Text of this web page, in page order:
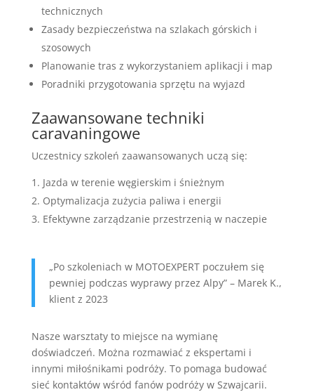
technicznych
Zasady bezpieczeństwa na szlakach górskich i
szosowych
Planowanie tras z wykorzystaniem aplikacji i map
Poradniki przygotowania sprzętu na wyjazd
Zaawansowane techniki
caravaningowe
Uczestnicy szkoleń zaawansowanych uczą się:
Jazda w terenie węgierskim i śnieżnym
Optymalizacja zużycia paliwa i energii
Efektywne zarządzanie przestrzenią w naczepie
„Po szkoleniach w MOTOEXPERT poczułem się
pewniej podczas wyprawy przez Alpy” – Marek K.,
klient z 2023
Nasze warsztaty to miejsce na wymianę
doświadczeń. Można rozmawiać z ekspertami i
innymi miłośnikami podróży. To pomaga budować
sieć kontaktów wśród fanów podróży w Szwajcarii.